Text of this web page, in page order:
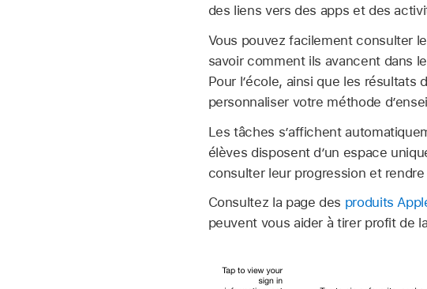
des liens vers des apps et des
Vous pouvez facilement consulter
savoir comment ils avancent dans
Pour l’école, ainsi que les résultats
personnaliser votre méthode
Les tâches s’affichent
élèves disposent d’un espace
consulter leur progression et
Consultez la page des produits
peuvent vous aider à tirer profit de